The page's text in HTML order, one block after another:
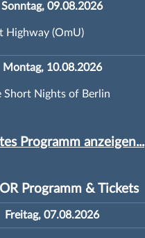
Sonntag, 09.08.2026
Highway (OmU)
Montag, 10.08.2026
Short Nights of Berlin
Programm anzeigen...
Programm & Tickets
Freitag, 07.08.2026